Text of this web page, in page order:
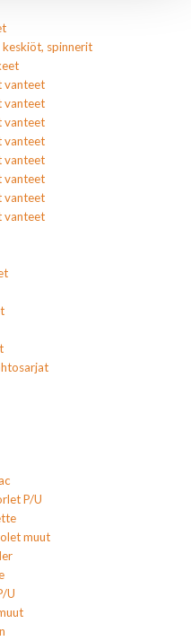
spinnerit
vanteet
vanteet
vanteet
vanteet
vanteet
vanteet
vanteet
vanteet
P/U
muut
U